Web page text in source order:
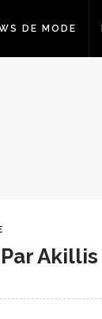
DE MODE
Akillis